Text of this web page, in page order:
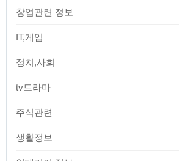
창업관련 정보
IT,게임
정치,사회
tv드라마
주식관련
생활정보